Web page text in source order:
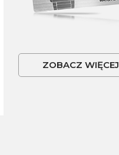
ZOBACZ WIĘCEJ